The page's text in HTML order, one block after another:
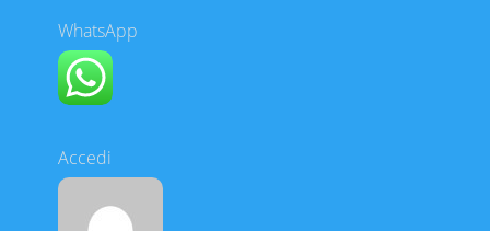
WhatsApp
Accedi